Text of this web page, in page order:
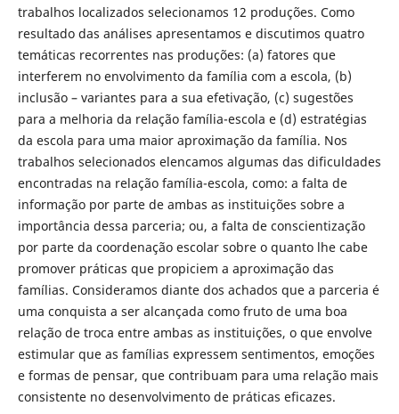
trabalhos localizados selecionamos 12 produções. Como
resultado das análises apresentamos e discutimos quatro
temáticas recorrentes nas produções: (a) fatores que
interferem no envolvimento da família com a escola, (b)
inclusão – variantes para a sua efetivação, (c) sugestões
para a melhoria da relação família-escola e (d) estratégias
da escola para uma maior aproximação da família. Nos
trabalhos selecionados elencamos algumas das dificuldades
encontradas na relação família-escola, como: a falta de
informação por parte de ambas as instituições sobre a
importância dessa parceria; ou, a falta de conscientização
por parte da coordenação escolar sobre o quanto lhe cabe
promover práticas que propiciem a aproximação das
famílias. Consideramos diante dos achados que a parceria é
uma conquista a ser alcançada como fruto de uma boa
relação de troca entre ambas as instituições, o que envolve
estimular que as famílias expressem sentimentos, emoções
e formas de pensar, que contribuam para uma relação mais
consistente no desenvolvimento de práticas eficazes.